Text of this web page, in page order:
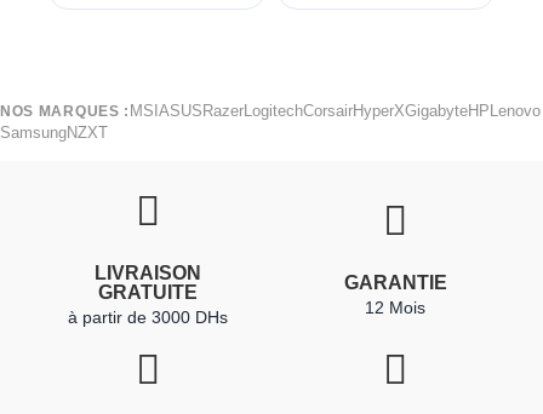
NOS MARQUES : MSI ASUS RazerLogitechCorsairHyperXGigabyteHP Lenovo
SamsungNZXT
LIVRAISON
GRATUITE
à partir de 3000 DHs
GARANTIE
12 Mois